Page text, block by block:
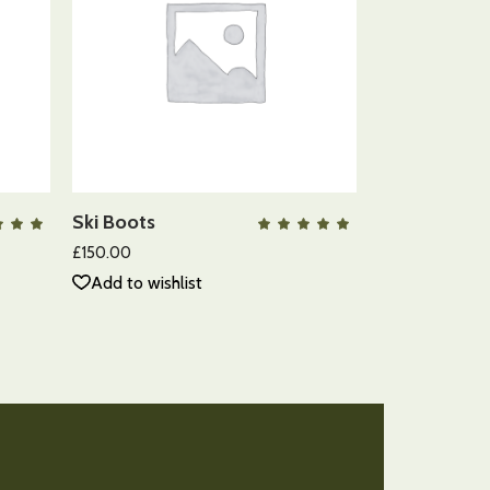
Valorado
CARRITO
QUICK VIEW
Ski Boots
£150.00
Add to wishlist